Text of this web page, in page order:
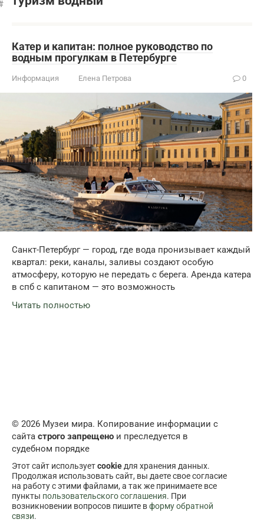
Катер и капитан: полное руководство по
водным прогулкам в Петербурге
Информация Елена Петрова 0
Санкт-Петербург — город, где вода пронизывает каждый
квартал: реки, каналы, заливы создают особую
атмосферу, которую не передать с берега. Аренда катера
в спб с капитаном — это возможность
Читать полностью
© 2026 Музеи мира. Копирование информации с
сайта строго запрещено и преследуется в
судебном порядке
Этот сайт используетcookie для хранения данных.
Продолжая использовать сайт, вы даете свое согласие
на работу с этими файлами, а так же принимаете все
пункты пользовательского соглашения. При
возникновении вопросов пишите вформу обратной
связи.